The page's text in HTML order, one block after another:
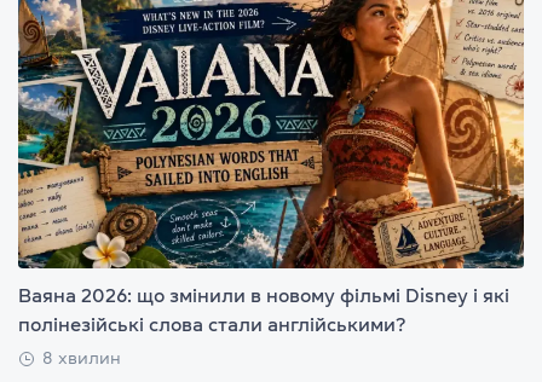
Ваяна 2026: що змінили в новому фільмі Disney і які
полінезійські слова стали англійськими?
8 хвилин